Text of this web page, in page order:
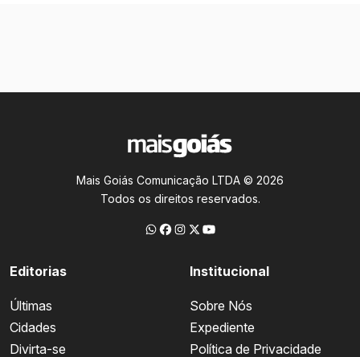
Mais Goiás Comunicação LTDA © 2026
Todos os direitos reservados.
Editorias
Últimas
Cidades
Divirta-se
Institucional
Sobre Nós
Expediente
Política de Privacidade